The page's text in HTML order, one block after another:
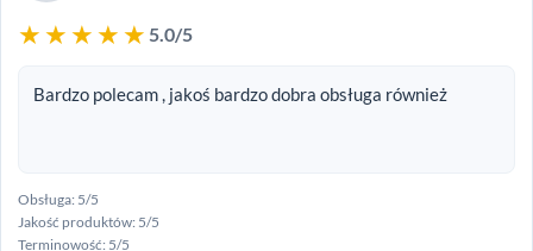
★★★★★ 5.0/5
Bardzo polecam , jakoś bardzo dobra obsługa również
Obsługa: 5/5
Jakość produktów: 5/5
Terminowość: 5/5